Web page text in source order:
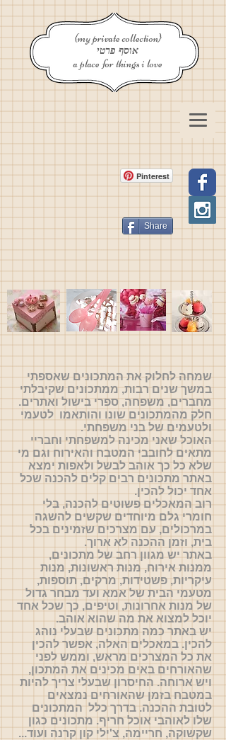
{my private collection}
אוסף פרטי
a place for things i love
Pinterest
Share
שמחה לחלוק את המתכונים שאספתי
במשך שנים רבות, ממתכונים שקיבלתי
מחברים, משפחה, ספרי בישול ואתרים.
חלק מהמתכונים שונו והותאמו לטעמי
ולטעמים של בני משפחתי.
האוכל שאני מכינה למשפחתי וחבריי
מתאים לחובבי המטבח והאירוח וגם מי
שלא כל כך אוהב לבשל ולאפות ימצא
באתר מתכונים רבים קלים להכנה שכל
אחד יכול להכין.
רוב המאכלים פשוטים להכנה, בלי
חומרי גלם מיוחדים שקשים להשגה
במרכולים, עם מצרכים שזמינים בכל
בית, וזמן ההכנה לא ארוך.
באתר יש מגוון רחב של מתכונים,
ממנות אירוח, מנות ראשונות, מנות
עיקריות, פשטידות, מרקים, תוספות,
מטעמי הבית של אמא ועד מבחר גדול
של מנות אחרונות, וטיפים, כך שכל אחד
יוכל למצוא את מה שהוא אוהב.
יש באתר כמה מתכונים שבעלי נוהג
להכין. במאכלים האלה, אפשר להכין
את כל המצרכים מראש, וממש לפני
שהאורחים באים מכינים את המתכון,
ויש ארוחה. החיסרון שבעלי צריך להיות
במטבח בזמן שהאורחים נמצאים
לטובת ההכנה. בדרך כלל המתכונים
שלו לאוהבי אוכל חריף. מתכונים כגון
שקשוקה, חריימה, צ'ילי קון קרנה ועוד...